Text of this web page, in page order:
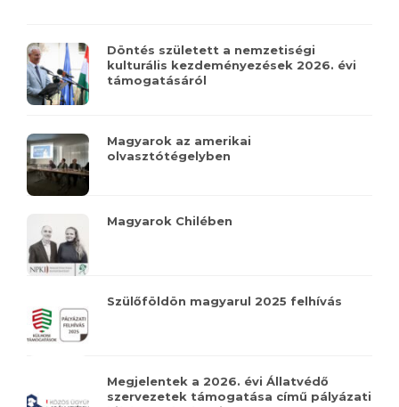
Döntés született a nemzetiségi
kulturális kezdeményezések 2026. évi
támogatásáról
Magyarok az amerikai
olvasztótégelyben
Magyarok Chilében
Szülőföldön magyarul 2025 felhívás
Megjelentek a 2026. évi Állatvédő
szervezetek támogatása című pályázati